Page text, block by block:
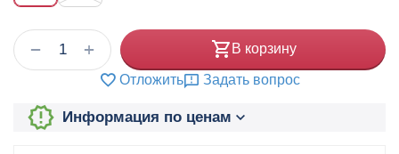
+
− В корзину
Отложить Задать вопрос
Информация по ценам